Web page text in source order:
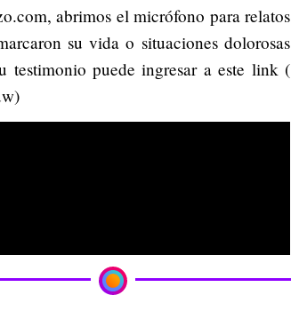
abrimos el micrófono para relatos
su vida o situaciones dolorosas
testimonio puede ingresar a este link (